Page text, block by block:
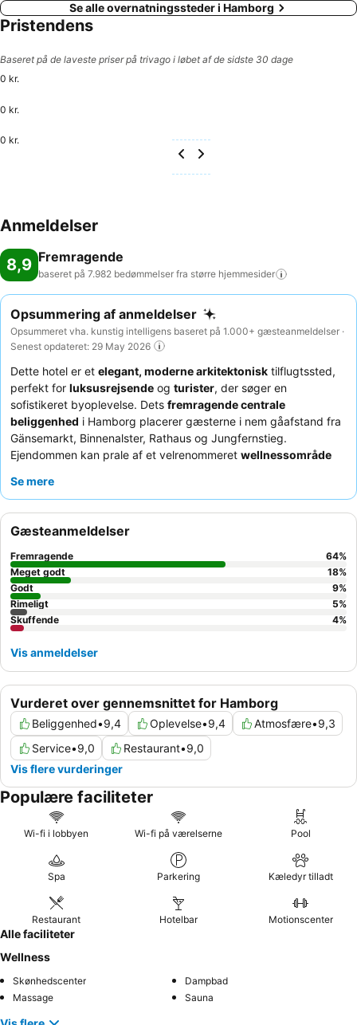
Se alle overnatningssteder i Hamborg
Pristendens
Baseret på de laveste priser på trivago i løbet af de sidste 30 dage
0 kr.
0 kr.
0 kr.
Anmeldelser
8,9 Fremragende
baseret på 7.982 bedømmelser fra større hjemmesider
Opsummering af anmeldelser
Opsummeret vha. kunstig intelligens baseret på 1.000+ gæsteanmeldelser ·
Senest opdateret: 29 May 2026
Dette hotel er et elegant, moderne arkitektonisk tilflugtssted,
perfekt for luksusrejsende og turister, der søger en
sofistikeret byoplevelse. Dets fremragende centrale
beliggenhed i Hamborg placerer gæsterne i nem gåafstand fra
Gänsemarkt, Binnenalster, Rathaus og Jungfernstieg.
Ejendommen kan prale af et velrenommeret wellnessområde
flugt. Gæsterne roser konsekvent det
carte. For et virkelig roligt ophold bør gæster anmode om et
værelse med udsigt til haven.
Se mere
Vurderet over gennemsnittet for Hamborg
Beliggenhed•9,4 Oplevelse•9,4 Atmosfære•9,3
Service•9,0 Restaurant•9,0
Vis flere vurderinger
Gæsteanmeldelser
Fremragende 64%
Meget godt
18%
Godt
9%
Rimeligt
5%
Skuffende
4%
Vis anmeldelser
Populære faciliteter
Wi-fi i lobbyen Wi-fi på værelserne Pool
Spa Parkering Kæledyr tilladt
Restaurant Hotelbar Motionscenter
Alle faciliteter
Wellness
Skønhedscenter
Dampbad
Massage
Sauna